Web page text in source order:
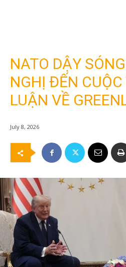
NATO DẬY
NGHỊ ĐẾN
LUẬN VỀ
July 8, 2026